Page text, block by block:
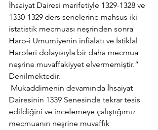
İhsaiyat Dairesi marifetiyle 1329-1328 ve
1330-1329 ders senelerine mahsus iki
istatistik mecmuası neşrinden sonra
Harb-i Umumiyenin infialatı ve İstiklal
Harpleri dolayısıyla bir daha mecmua
neşrine muvaffakiyyet elvermemiştir.”
Denilmektedir.
Mukaddimenin devamında İhsaiyat
Dairesinin 1339 Senesinde tekrar tesis
edildiğini ve incelemeye çalıştığımız
mecmuanın neşrine muvaffık